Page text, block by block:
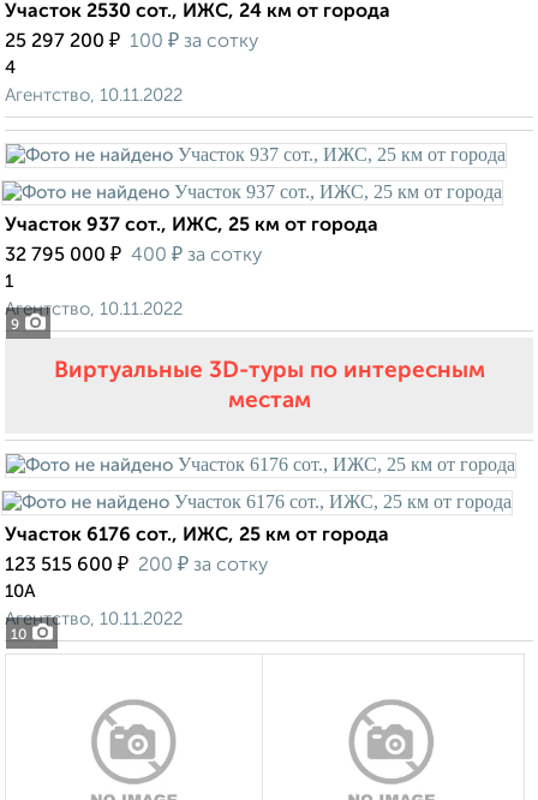
Участок 2530 сот., ИЖС, 24 км от города
25 297 200 ₽ 100 ₽ за сотку
4
Агентство, 10.11.2022
9
Участок 937 сот., ИЖС, 25 км от города
32 795 000 ₽ 400 ₽ за сотку
1
Агентство, 10.11.2022
Виртуальные 3D-туры по интересным
местам
10
Участок 6176 сот., ИЖС, 25 км от города
123 515 600 ₽ 200 ₽ за сотку
10А
Агентство, 10.11.2022